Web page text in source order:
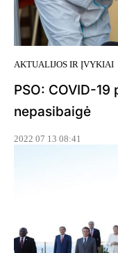
AKTUALIJOS IR ĮVYKIAI
PSO: COVID-
nepasibaigė
2022 07 13 08:41